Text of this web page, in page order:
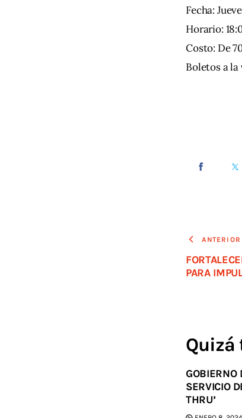
Fecha:
Horario:
Costo: De
Boletos a
ANTERIOR
PARA
Quizá
GOBIERNO
SERVICIO
THRU’